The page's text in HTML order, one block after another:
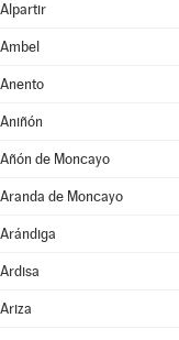
Alpartir
Ambel
Anento
Aniñón
Añón de Moncayo
Aranda de Moncayo
Arándiga
Ardisa
Ariza